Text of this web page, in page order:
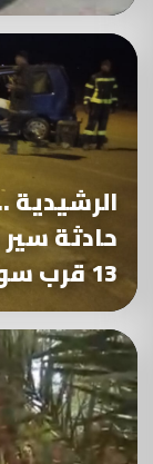
حادثة
13 قرب سوق السبت بمدغرة